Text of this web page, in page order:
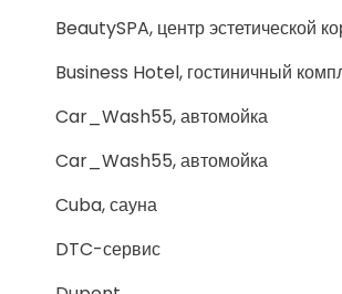
BeautySPA, центр эстетической
Business Hotel, гостиничный
Car_Wash55, автомойка
Car_Wash55, автомойка
Cuba, сауна
DTC-сервис